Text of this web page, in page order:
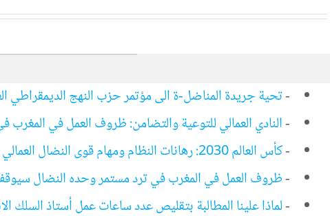
-تحية جريدة المناضل-ة الى مؤتمر حزب النهج الديمقراطي
-النادي العمالي للتوعية والتضامن: ظروف العمل في
-كأس العالم 2030: رهانات النظام ومهام قوى النضال العمالي والشعبي
-ظروف العمل في المغرب في ترد مستمر وحده النضال
-لماذا علينا المطالبة بتقليص عدد ساعات عمل أستاذ السلك